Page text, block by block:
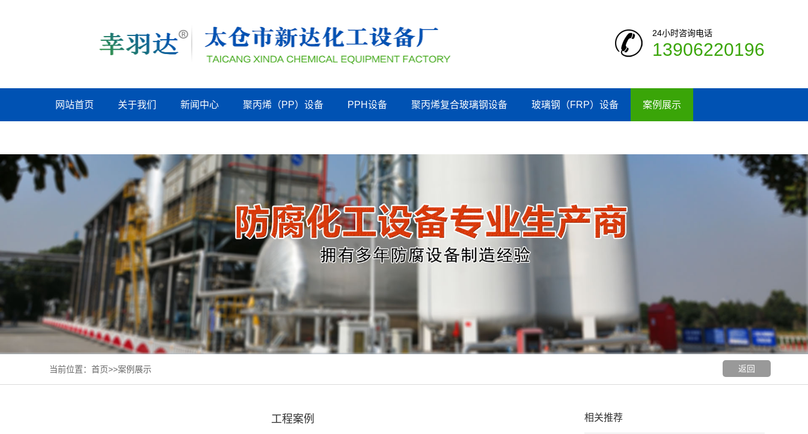
24小时咨询电话
13906220196
网站首页 关于我们 新闻中心 聚丙烯（PP）设备 PPH设备 聚丙烯复合玻璃钢设备 玻璃钢（FRP）设备 案例展示
返回
当前位置： 首页>>案例展示
工程案例 相关推荐